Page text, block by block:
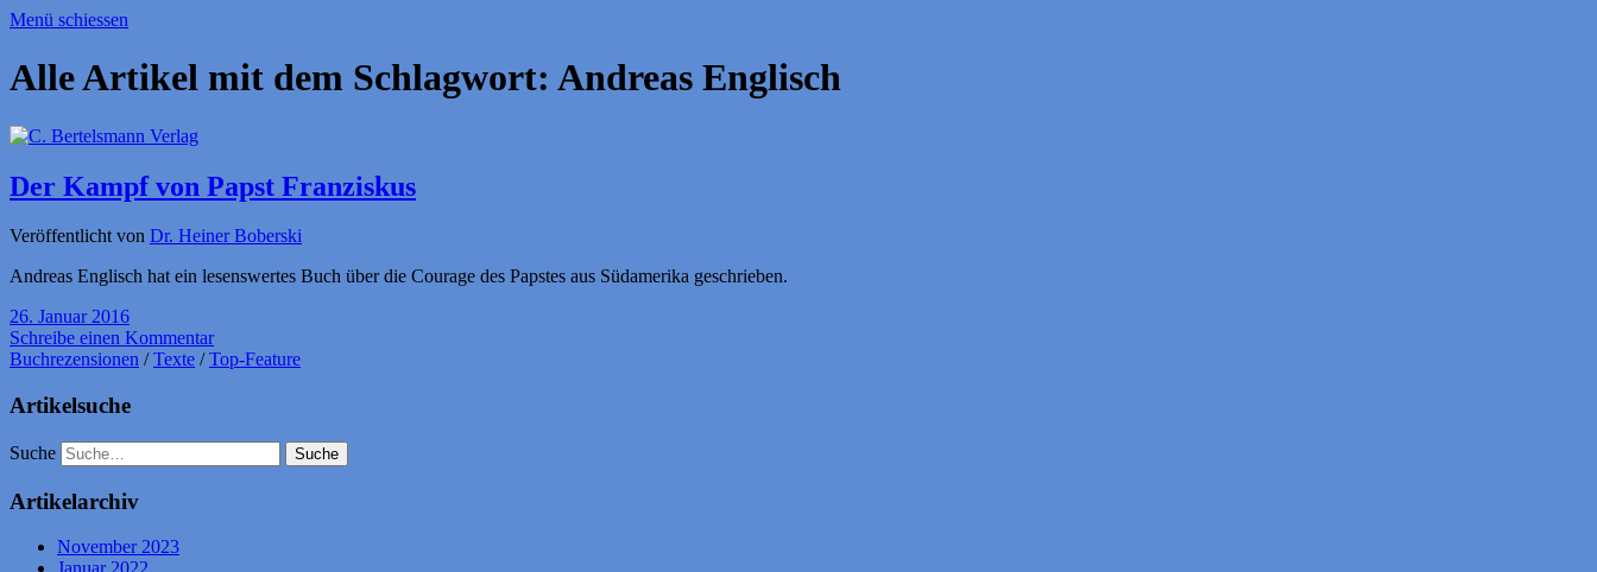
Menü schiessen
Alle Artikel mit dem Schlagwort: Andreas Englisch
Der Kampf von Papst Franziskus
Veröffentlicht von Dr. Heiner Boberski
Andreas Englisch hat ein lesenswertes Buch über die Courage des Papstes aus Südamerika geschrieben.
26. Januar 2016
Schreibe einen Kommentar
Buchrezensionen /Texte /Top-Feature
Artikelsuche
Suche
Artikelarchiv
November 2023